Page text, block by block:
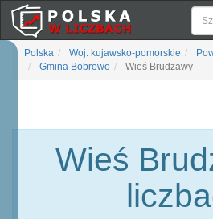
Polska Woj. kujawsko-pomorskie
Gmina Bobrowo
Wieś Brudzawy
Wieś